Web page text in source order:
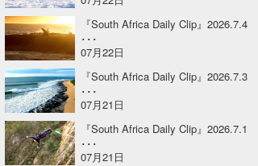
『South Africa Daily Clip』2026.7.4
･･･
07月22日
『South Africa Daily Clip』2026.7.3
･･･
07月21日
『South Africa Daily Clip』2026.7.1
･･･
07月21日
arukasvision
DELTA FORCE SURF
CBA Films
熊谷素子
嵯峨明日香
進士剛光
田原啓江
植村未来
NOBUFUKU
+☆maki☆+
Aichan
chan-U
ECE
G◎Da